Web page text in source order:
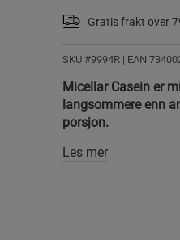
Gratis frakt over
SKU #9994R | EAN
Micellar Casein er
langsommere enn
porsjon.
Les mer